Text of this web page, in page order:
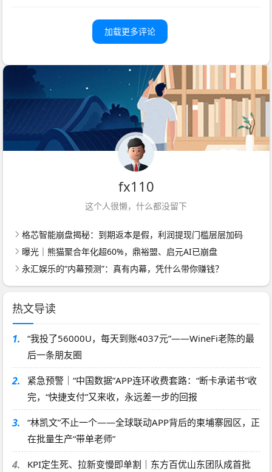
加载更多评论
fx110
这个人很懒，什么都没留下
格芯智能崩盘揭秘：到期返本是假，利润提现门槛层层加码
曝光｜熊猫聚合年化超60%，鼎裕盟、启元AI已崩盘
永汇娱乐的“内幕预测”：真有内幕，凭什么带你赚钱？
热文导读
1.
“我投了56000U，每天到账4037元”——WineFi老陈的最
后一条朋友圈
2.
紧急预警｜“中国数据”APP连环收费套路：“断卡承诺书”收
完，“快捷支付”又来收，永远差一步的回报
3.
“林凯文”不止一个——全球联动APP背后的柬埔寨园区，正
在批量生产“带单老师”
4.
KPI定生死、拉新变慢即单割｜东方百优山东团队成首批